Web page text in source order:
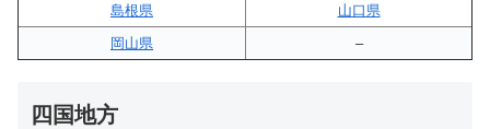
島根県
山口県
岡山県
–
四国地方